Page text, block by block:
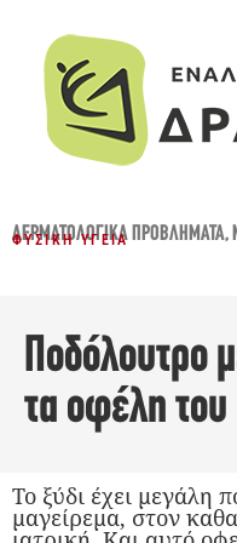
ΔΕΡΜΑΤΟΛΟΓΙΚΆ ΠΡΟΒΛΉΜΑΤΑ,
ΦΥΣΙΚΉ ΥΓΕΊΑ
Ποδόλουτρο
τα οφέλη του
Το ξύδι έχει μεγάλη
μαγείρεμα, στον